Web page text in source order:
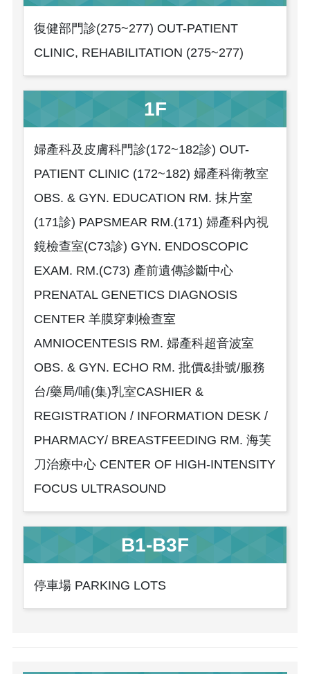
復健部門診(275~277) OUT-PATIENT
CLINIC, REHABILITATION (275~277)
1F
婦產科及皮膚科門診(172~182診) OUT-
PATIENT CLINIC (172~182) 婦產科衛教室
OBS. & GYN. EDUCATION RM. 抹片室
(171診) PAPSMEAR RM.(171) 婦產科內視
鏡檢查室(C73診) GYN. ENDOSCOPIC
EXAM. RM.(C73) 產前遺傳診斷中心
PRENATAL GENETICS DIAGNOSIS
CENTER 羊膜穿刺檢查室
AMNIOCENTESIS RM. 婦產科超音波室
OBS. & GYN. ECHO RM. 批價&掛號/服務
台/藥局/哺(集)乳室CASHIER &
REGISTRATION / INFORMATION DESK /
PHARMACY/ BREASTFEEDING RM. 海芙
刀治療中心 CENTER OF HIGH-INTENSITY
FOCUS ULTRASOUND
B1-B3F
停車場 PARKING LOTS